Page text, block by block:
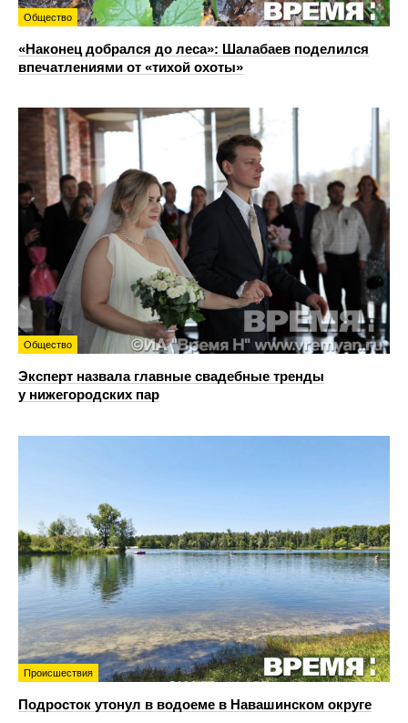
Общество
«Наконец добрался до леса»: Шалабаев поделился
впечатлениями от «тихой охоты»
Общество
Эксперт назвала главные свадебные тренды
у нижегородских пар
Происшествия
Подросток утонул в водоеме в Навашинском округе